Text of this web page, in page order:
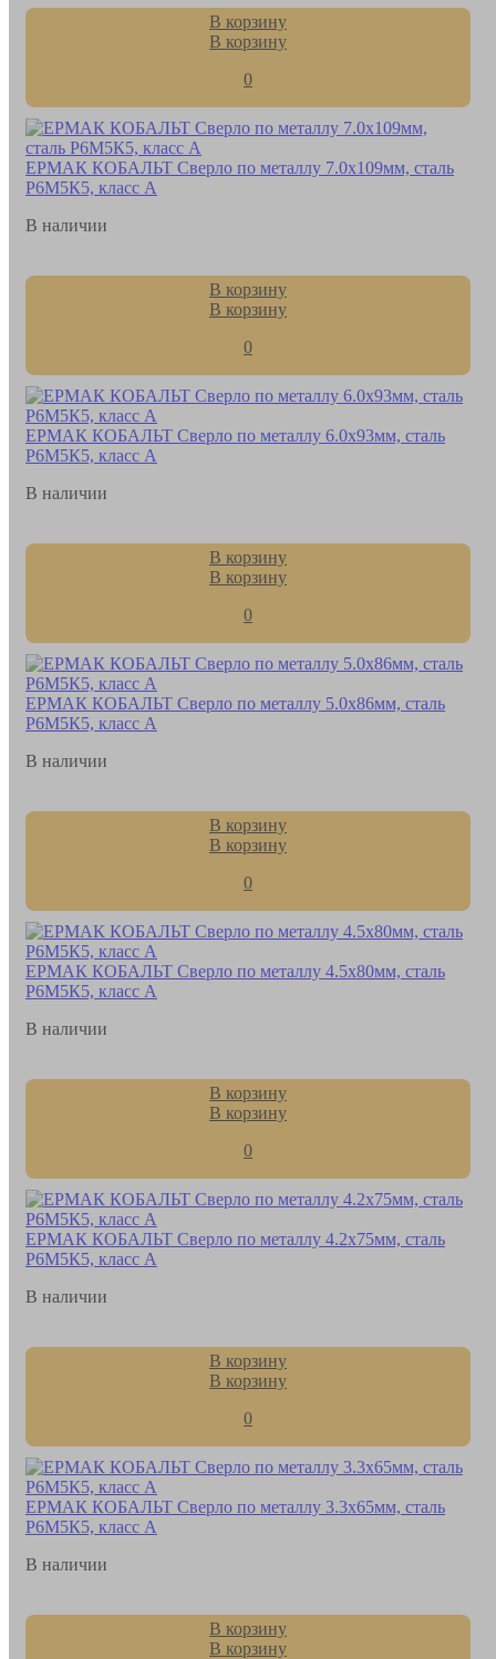
В корзину
В корзину
0
ЕРМАК КОБАЛЬТ Сверло по металлу 7.0х109мм, сталь
Р6М5К5, класс А
В наличии
В корзину
В корзину
0
ЕРМАК КОБАЛЬТ Сверло по металлу 6.0х93мм, сталь
Р6М5К5, класс А
В наличии
В корзину
В корзину
0
ЕРМАК КОБАЛЬТ Сверло по металлу 5.0х86мм, сталь
Р6М5К5, класс А
В наличии
В корзину
В корзину
0
ЕРМАК КОБАЛЬТ Сверло по металлу 4.5х80мм, сталь
Р6М5К5, класс А
В наличии
В корзину
В корзину
0
ЕРМАК КОБАЛЬТ Сверло по металлу 4.2х75мм, сталь
Р6М5К5, класс А
В наличии
В корзину
В корзину
0
ЕРМАК КОБАЛЬТ Сверло по металлу 3.3х65мм, сталь
Р6М5К5, класс А
В наличии
В корзину
В корзину